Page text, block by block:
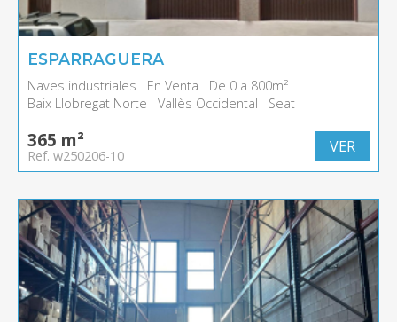
ESPARRAGUERA
Naves industriales En Venta
De 0 a 800m²
Baix Llobregat Norte
Vallès Occidental Seat
365 m²
Ref. w250206-10 VER